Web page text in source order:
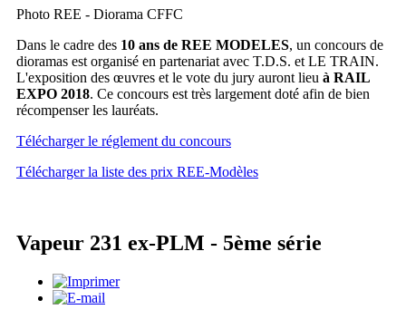
Photo REE - Diorama CFFC
Dans le cadre des 10 ans de REE MODELES, un concours de
dioramas est organisé en partenariat avec T.D.S. et LE TRAIN.
L'exposition des œuvres et le vote du jury auront lieu à RAIL
EXPO 2018. Ce concours est très largement doté afin de bien
récompenser les lauréats.
Télécharger le réglement du concours
Télécharger la liste des prix REE-Modèles
Vapeur 231 ex-PLM - 5ème série